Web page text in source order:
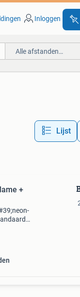
Inloggen
Alle afstanden…
Lijst
+